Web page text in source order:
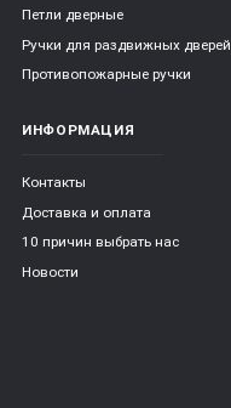
Петли дверные
Ручки для раздвижных дверей
Противопожарные ручки
ИНФОРМАЦИЯ
Контакты
Доставка и оплата
10 причин выбрать наc
Новости